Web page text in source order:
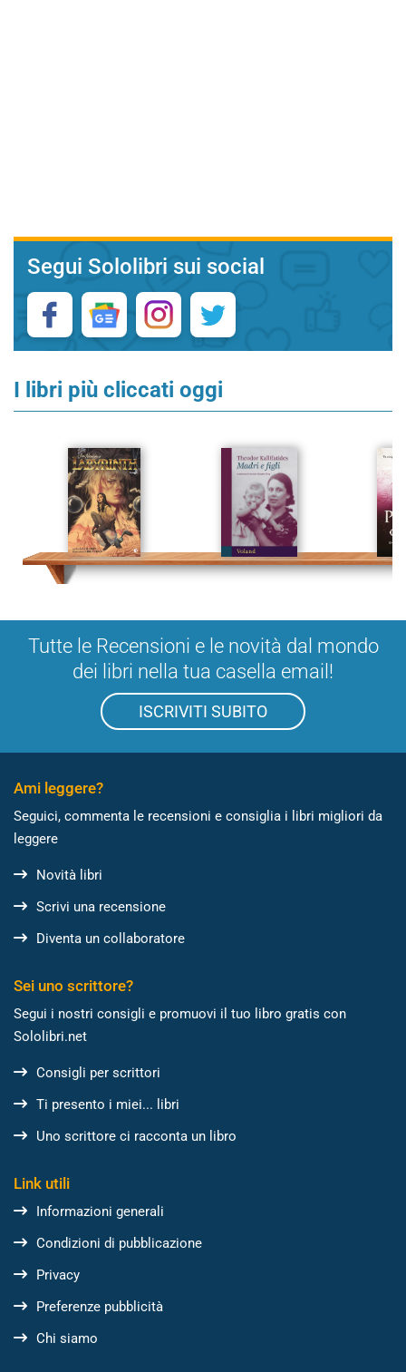
Segui Sololibri sui social
I libri più cliccati oggi
Tutte le Recensioni e le novità dal mondo
dei libri nella tua casella email!
ISCRIVITI SUBITO
Ami leggere?
Seguici, commenta le recensioni e consiglia i libri migliori da
leggere
Novità libri
Scrivi una recensione
Diventa un collaboratore
Sei uno scrittore?
Segui i nostri consigli e promuovi il tuo libro gratis con
Sololibri.net
Consigli per scrittori
Ti presento i miei... libri
Uno scrittore ci racconta un libro
Link utili
Informazioni generali
Condizioni di pubblicazione
Privacy
Preferenze pubblicità
Chi siamo